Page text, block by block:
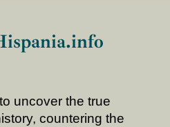
uncover the true
countering the